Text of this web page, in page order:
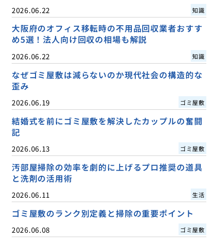
2026.06.22 知識
大阪府のオフィス移転時の不用品回収業者おすす
め5選！法人向け回収の相場も解説
2026.06.22 知識
なぜゴミ屋敷は減らないのか現代社会の構造的な
歪み
2026.06.19 ゴミ屋敷
結婚式を前にゴミ屋敷を解決したカップルの奮闘
記
2026.06.13 ゴミ屋敷
汚部屋掃除の効率を劇的に上げるプロ推奨の道具
と洗剤の活用術
2026.06.11 生活
ゴミ屋敷のランク別定義と掃除の重要ポイント
2026.06.08 ゴミ屋敷